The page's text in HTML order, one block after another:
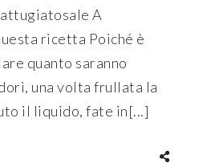
A
ricetta Poiché è
quanto saranno
una volta frullata la
il liquido, fate in[...]